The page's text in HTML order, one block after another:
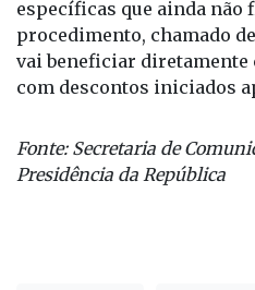
específicas que ainda não
procedimento, chamado
vai beneficiar diretamente
com descontos iniciados
Fonte: Secretaria de
Presidência da República